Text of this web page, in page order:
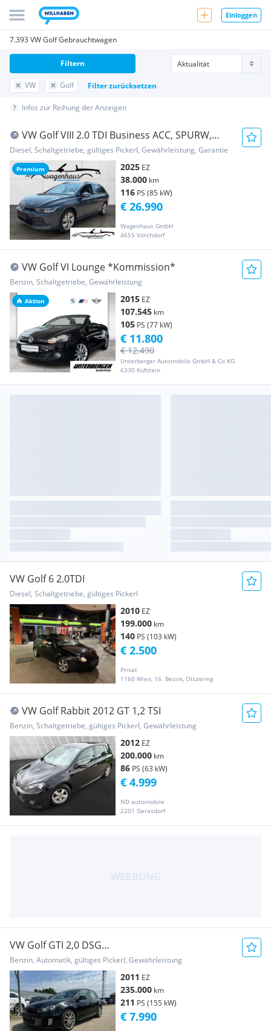
Einloggen
7.393 VW Golf Gebrauchtwagen
VW Golf Filter zurücksetzen
Filtern
Infos zur Reihung der Anzeigen
Premium
VW Golf VIII 2.0 TDI Business ACC, SPURW,
Sportsitze,
Diesel, Schaltgetriebe, gültiges Pickerl, Gewährleistung, Garantie
2025 EZ
38.000 km
116 PS (85 kW)
Wagenhaus GmbH
4655 Vorchdorf
€ 26.990
Aktion
VW Golf VI Lounge *Kommission*
Benzin, Schaltgetriebe, Gewährleistung
2015 EZ
107.545 km
105 PS (77 kW)
Unterberger Automobile GmbH & Co KG
6330 Kufstein
€ 12.490
€ 11.800
VW Golf 6 2.0TDI
Diesel, Schaltgetriebe, gültiges Pickerl
2010 EZ
199.000 km
140 PS (103 kW)
Privat
1160 Wien, 16. Bezirk, Ottakring
€ 2.500
VW Golf Rabbit 2012 GT 1,2 TSI
Benzin, Schaltgetriebe, gültiges Pickerl, Gewährleistung
2012 EZ
200.000 km
86 PS (63 kW)
ND automobile
2201 Gerasdorf
€ 4.999
VW Golf GTI 2,0 DSG
**Eintausch*Finanzierung**
Benzin, Automatik, gültiges Pickerl, Gewährleistung
2011 EZ
235.000 km
211 PS (155 kW)
€ 7.990